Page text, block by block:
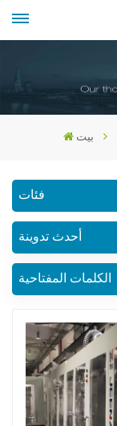
بيت
فئات
أحدث تدوينة
الكلمات المفتاحية